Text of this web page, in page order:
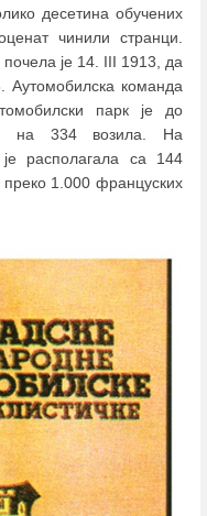
десетина обучених
чинили странци.
је 14. III 1913, да
Аутомобилска команда
парк је до
на 334 возила. На
располагала са 144
1.000 француских